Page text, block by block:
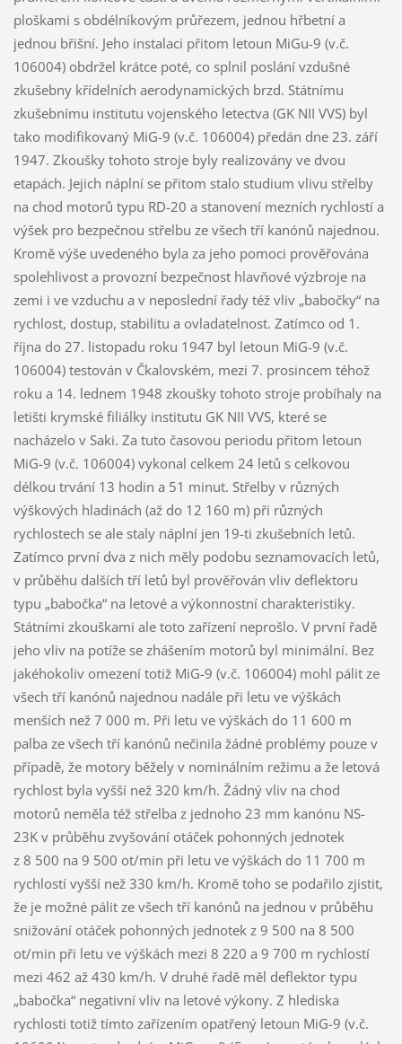
ploškami s obdélníkovým průřezem, jednou hřbetní a
jednou břišní. Jeho instalaci přitom letoun MiGu-9 (v.č.
106004) obdržel krátce poté, co splnil poslání vzdušné
zkušebny křídelních aerodynamických brzd. Státnímu
zkušebnímu institutu vojenského letectva (GK NII VVS) byl
tako modifikovaný MiG-9 (v.č. 106004) předán dne 23. září
1947. Zkoušky tohoto stroje byly realizovány ve dvou
etapách. Jejich náplní se přitom stalo studium vlivu střelby
na chod motorů typu RD-20 a stanovení mezních rychlostí a
výšek pro bezpečnou střelbu ze všech tří kanónů najednou.
Kromě výše uvedeného byla za jeho pomoci prověřována
spolehlivost a provozní bezpečnost hlavňové výzbroje na
zemi i ve vzduchu a v neposlední řady též vliv „babočky“ na
rychlost, dostup, stabilitu a ovladatelnost. Zatímco od 1.
října do 27. listopadu roku 1947 byl letoun MiG-9 (v.č.
106004) testován v Čkalovském, mezi 7. prosincem téhož
roku a 14. lednem 1948 zkoušky tohoto stroje probíhaly na
letišti krymské filiálky institutu GK NII VVS, které se
nacházelo v Saki. Za tuto časovou periodu přitom letoun
MiG-9 (v.č. 106004) vykonal celkem 24 letů s celkovou
délkou trvání 13 hodin a 51 minut. Střelby v různých
výškových hladinách (až do 12 160 m) při různých
rychlostech se ale staly náplní jen 19-ti zkušebních letů.
Zatímco první dva z nich měly podobu seznamovacích letů,
v průběhu dalších tří letů byl prověřován vliv deflektoru
typu „babočka“ na letové a výkonnostní charakteristiky.
Státními zkouškami ale toto zařízení neprošlo. V první řadě
jeho vliv na potíže se zhášením motorů byl minimální. Bez
jakéhokoliv omezení totiž MiG-9 (v.č. 106004) mohl pálit ze
všech tří kanónů najednou nadále při letu ve výškách
menších než 7 000 m. Při letu ve výškách do 11 600 m
palba ze všech tří kanónů nečinila žádné problémy pouze v
případě, že motory běžely v nominálním režimu a že letová
rychlost byla vyšší než 320 km/h. Žádný vliv na chod
motorů neměla též střelba z jednoho 23 mm kanónu NS-
23K v průběhu zvyšování otáček pohonných jednotek
z 8 500 na 9 500 ot/min při letu ve výškách do 11 700 m
rychlostí vyšší než 330 km/h. Kromě toho se podařilo zjistit,
že je možné pálit ze všech tří kanónů na jednou v průběhu
snižování otáček pohonných jednotek z 9 500 na 8 500
ot/min při letu ve výškách mezi 8 220 a 9 700 m rychlostí
mezi 462 až 430 km/h. V druhé řadě měl deflektor typu
„babočka“ negativní vliv na letové výkony. Z hlediska
rychlosti totiž tímto zařízením opatřený letoun MiG-9 (v.č.